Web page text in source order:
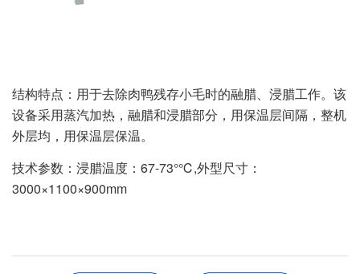
结构特点：用于去除肉鸭残存小毛时的融腊、浸腊工作。该
设备采用蒸汽加热，融腊和浸腊部分，用保温层间隔，整机
外层均，用保温层保温。
技术参数：浸腊温度：67-73°℃,外型尺寸：
3000×1100×900mm